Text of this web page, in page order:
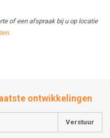
of een afspraak bij u op locatie
.
ontwikkelingen
Verstuur